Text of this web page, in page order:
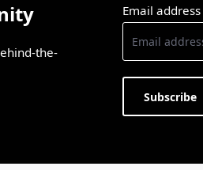
the-
Email address
Subscribe